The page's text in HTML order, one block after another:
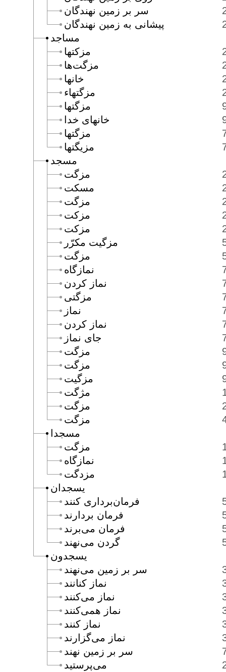
مساجد
مسجد
مسجدا
يسجدان
يسجدون
سر بر زمين نهندگان
پيشانى به زمين نهندگان
مزكتها
مزگت‌ها
خانها
مزگتهاء
مزگتها
خانهاى خدا
مزگتها
مزيگتها
مزگت
مسكت
مزگت
مزكت
مزكت
مزگيت مكرّر
مزگت
نمازگاه
نماز كردن
مزگتى
نماز
نماز كردن
جاى نماز
مزگت
مزگت
مزگيت
مژگت
مزگت
مزگت
مزگت
نمازگاه
مزدگت
فرمان‌بردارى كنند
فرمان بردارند
فرمان مى‌برند
گردن مى‌نهند
سر بر زمين مى‌نهند
نماز كنانند
نماز مى‌كنند
نماز همى‌كنند
نماز كنند
نماز مى‌گزارند
سر بر زمين نهند
مى‌پرستيد